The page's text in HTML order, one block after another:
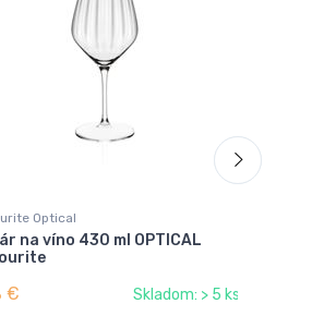
Optical
na víno 430 ml OPTICAL
€ Skladom: > 5 ks